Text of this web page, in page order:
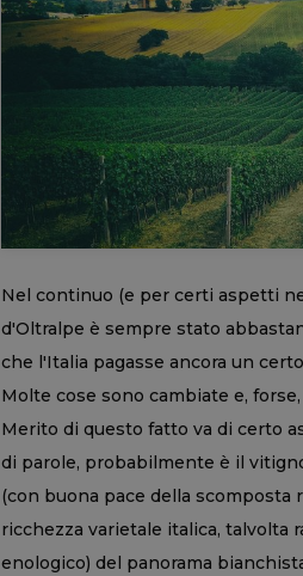
Nel continuo (e per certi aspetti
d'Oltralpe è sempre stato
che l'Italia pagasse ancora un
Molte cose sono cambiate e,
Merito di questo fatto va di certo
di parole, probabilmente è il
(con buona pace della scomposta
ricchezza varietale italica, talvolta
enologico) del panorama